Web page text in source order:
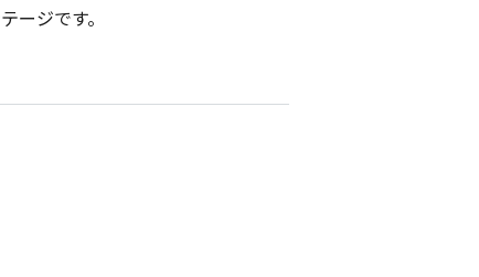
ージです。